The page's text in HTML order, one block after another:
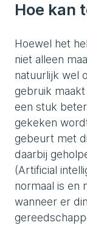
Hoe kan
Hoewel het
niet alleen
natuurlijk wel
gebruik
een stuk
gekeken
gebeurt met
daarbij
(Artificial
normaal is en
wanneer er